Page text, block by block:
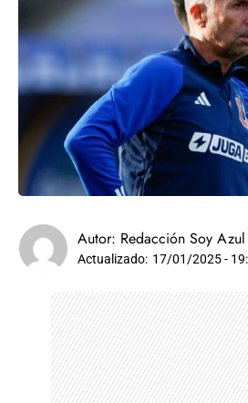
Autor: Redacción Soy Azul
Actualizado: 17/01/2025 -